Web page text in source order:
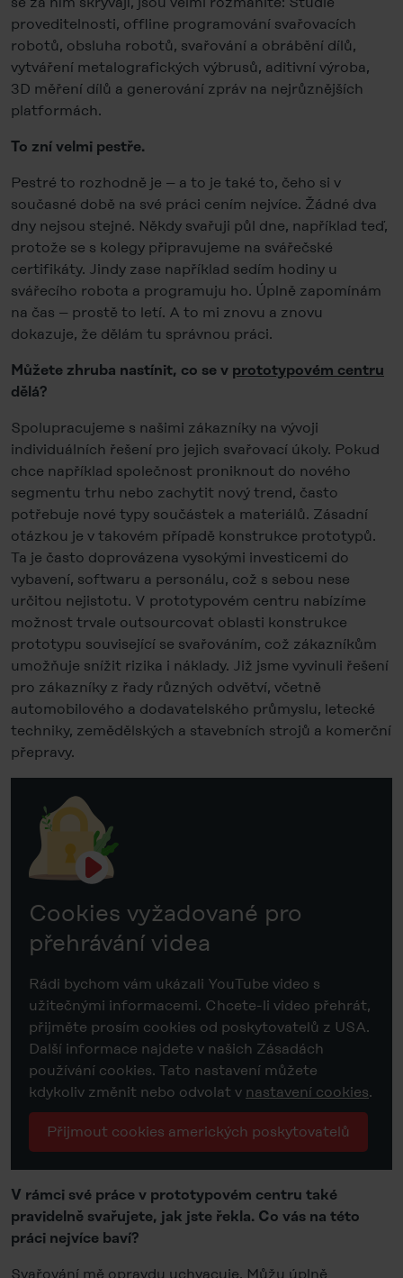
proveditelnosti, offline programování svařovacích
robotů, obsluha robotů, svařování a obrábění dílů,
vytváření metalografických výbrusů, aditivní výroba,
3D měření dílů a generování zpráv na nejrůznějších
platformách.
To zní velmi pestře.
Pestré to rozhodně je – a to je také to, čeho si v
současné době na své práci cením nejvíce. Žádné dva
dny nejsou stejné. Někdy svařuji půl dne, například teď,
protože se s kolegy připravujeme na svářečské
certifikáty. Jindy zase například sedím hodiny u
svářecího robota a programuju ho. Úplně zapomínám
na čas – prostě to letí. A to mi znovu a znovu
dokazuje, že dělám tu správnou práci.
Můžete zhruba nastínit, co se v prototypovém centru
dělá?
Spolupracujeme s našimi zákazníky na vývoji
individuálních řešení pro jejich svařovací úkoly. Pokud
chce například společnost proniknout do nového
segmentu trhu nebo zachytit nový trend, často
potřebuje nové typy součástek a materiálů. Zásadní
otázkou je v takovém případě konstrukce prototypů.
Ta je často doprovázena vysokými investicemi do
vybavení, softwaru a personálu, což s sebou nese
určitou nejistotu. V prototypovém centru nabízíme
možnost trvale outsourcovat oblasti konstrukce
prototypu související se svařováním, což zákazníkům
umožňuje snížit rizika i náklady. Již jsme vyvinuli řešení
pro zákazníky z řady různých odvětví, včetně
automobilového a dodavatelského průmyslu, letecké
techniky, zemědělských a stavebních strojů a komerční
přepravy.
Cookies vyžadované pro
přehrávání videa
Rádi bychom vám ukázali YouTube video s
užitečnými informacemi. Chcete-li video přehrát,
přijměte prosím cookies od poskytovatelů z USA.
Další informace najdete v našich Zásadách
používání cookies. Tato nastavení můžete
kdykoliv změnit nebo odvolat v nastavení cookies.
Přijmout cookies amerických poskytovatelů
V rámci své práce v prototypovém centru také
pravidelně svařujete, jak jste řekla. Co vás na této
práci nejvíce baví?
Svařování mě opravdu uchvacuje. Můžu úplně